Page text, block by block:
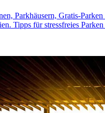
Parkhäusern, Gratis-Parken
Tipps für stressfreies